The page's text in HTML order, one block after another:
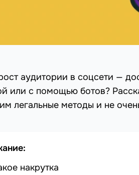
аудитории в соцсети —
или с помощью ботов?
легальные методы и не
накрутка